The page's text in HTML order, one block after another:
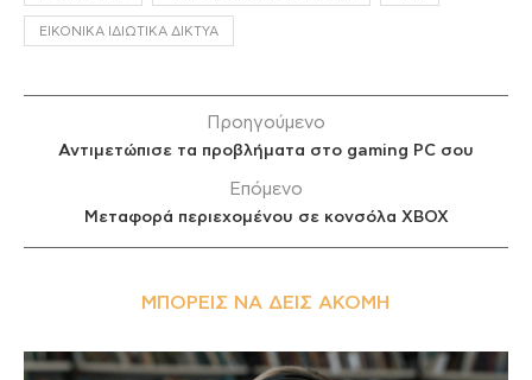
ΕΙΚΟΝΙΚΆ ΙΔΙΩΤΙΚΆ ΔΊΚΤΥΑ
Προηγούμενο
Αντιμετώπισε τα προβλήματα στο gaming PC σου
Επόμενο
Μεταφορά περιεχομένου σε κονσόλα XBOX
ΜΠΟΡΕΊΣ ΝΑ ΔΕΙΣ ΑΚΌΜΗ